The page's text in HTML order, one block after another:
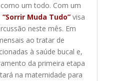
um todo. Com um
“Sorrir Muda Tudo” visa
neste mês. Em
ao tratar de
à saúde bucal e,
da primeira etapa
na maternidade para